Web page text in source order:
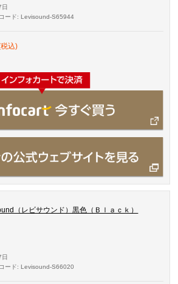
ード: Levisound-S65944
税込)
（レビサウンド）黒色（Ｂｌａｃｋ）
ード: Levisound-S66020